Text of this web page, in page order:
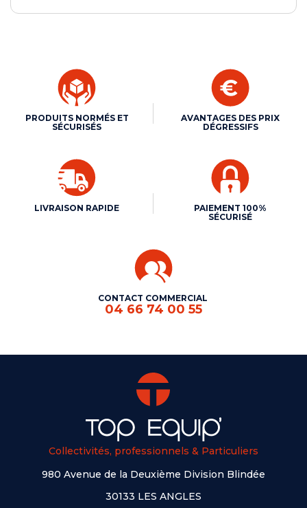
PRODUITS NORMÉS ET
SÉCURISÉS
AVANTAGES DES PRIX
DÉGRESSIFS
LIVRAISON RAPIDE
PAIEMENT 100%
SÉCURISÉ
CONTACT COMMERCIAL
04 66 74 00 55
Collectivités, professionnels & Particuliers
980 Avenue de la Deuxième Division Blindée
30133 LES ANGLES